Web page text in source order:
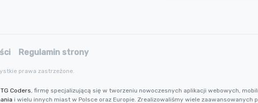
Regulamin strony
prawa zastrzeżone.
TG Coders, firmę specjalizującą się w tworzeniu nowoczesnych aplikacji webowych,
i wielu innych miast w Polsce oraz Europie. Zrealizowaliśmy wiele